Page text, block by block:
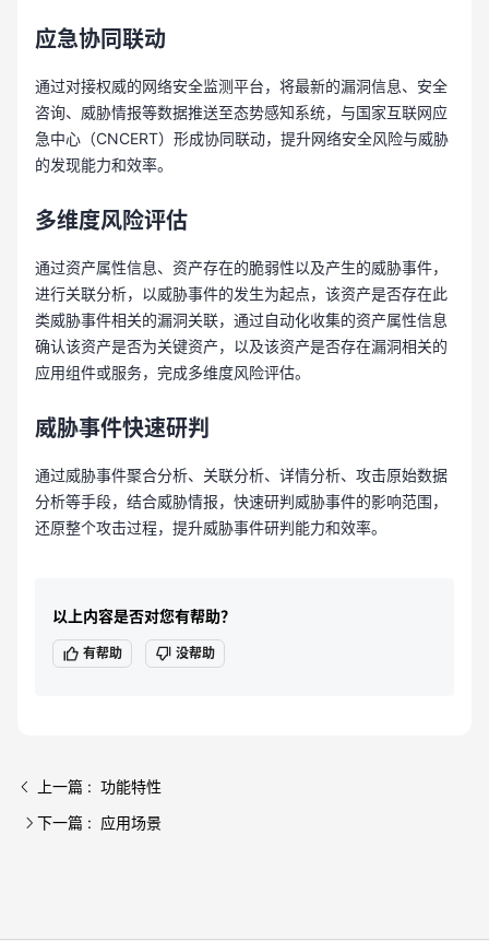
应急协同联动
通过对接权威的网络安全监测平台，将最新的漏洞信息、安全
咨询、威胁情报等数据推送至态势感知系统，与国家互联网应
急中心（CNCERT）形成协同联动，提升网络安全风险与威胁
的发现能力和效率。
多维度风险评估
通过资产属性信息、资产存在的脆弱性以及产生的威胁事件，
进行关联分析，以威胁事件的发生为起点，该资产是否存在此
类威胁事件相关的漏洞关联，通过自动化收集的资产属性信息
确认该资产是否为关键资产，以及该资产是否存在漏洞相关的
应用组件或服务，完成多维度风险评估。
威胁事件快速研判
通过威胁事件聚合分析、关联分析、详情分析、攻击原始数据
分析等手段，结合威胁情报，快速研判威胁事件的影响范围，
还原整个攻击过程，提升威胁事件研判能力和效率。
以上内容是否对您有帮助？
有帮助 没帮助
上一篇 : 功能特性
下一篇 : 应用场景